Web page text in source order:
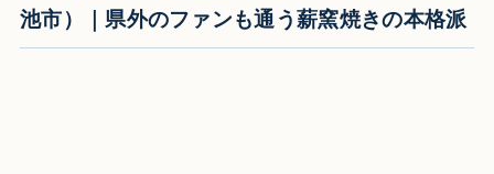
池市）｜県外のファンも通う薪窯焼きの本格派